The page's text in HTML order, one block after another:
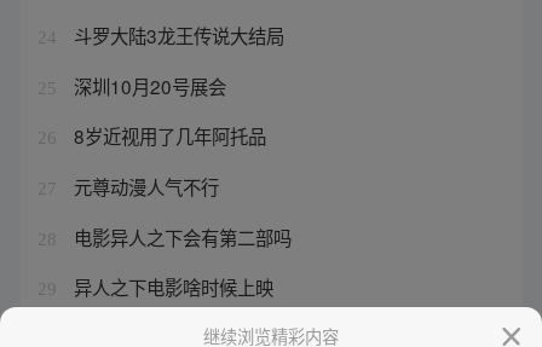
24 斗罗大陆3龙王传说大结局
25 深圳10月20号展会
26 8岁近视用了几年阿托品
27 元尊动漫人气不行
28 电影异人之下会有第二部吗
29 异人之下电影啥时候上映
异人之下真人版第二部叫什么
继续浏览精彩内容